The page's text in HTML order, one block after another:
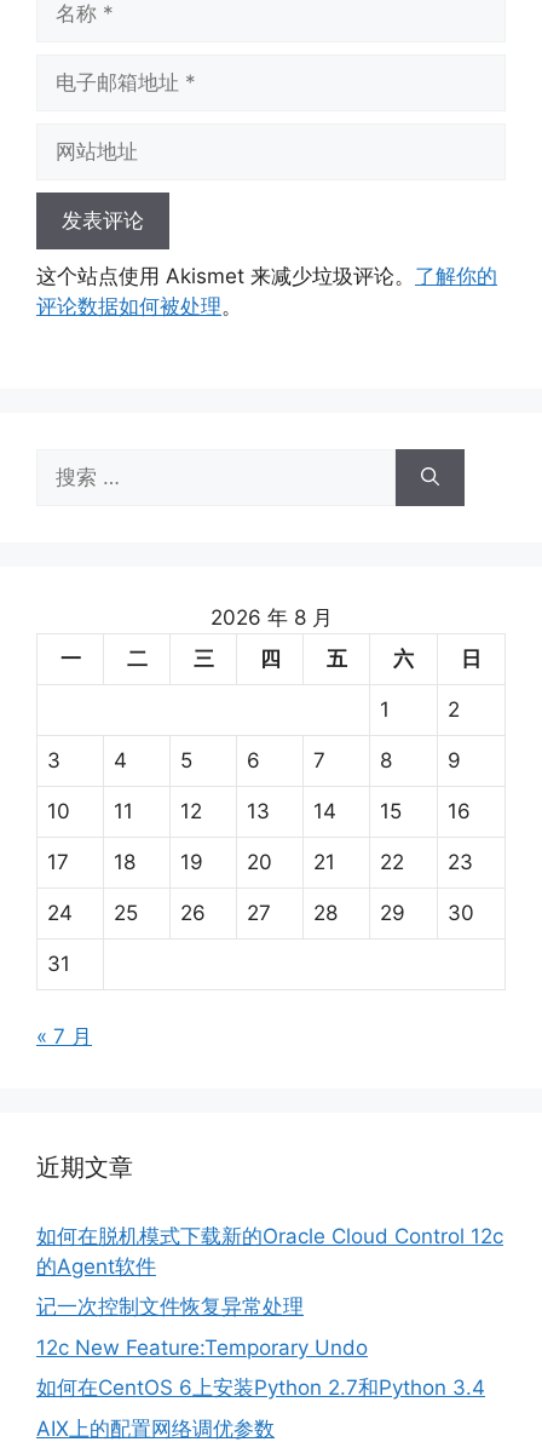
地
地
这个站点使用 Akismet 来减少垃圾评论。 了解你的
评论数据如何被处理。
索：
2026 年 8 月
一
二 三 四 五 六 日
1 2
3 4 5 6 7 8 9
10 11 12 13 14 15 16
17 18 19 20 21 22 23
24 25 26 27 28 29 30
31
« 7 月
近期文章
如何在脱机模式下载新的Oracle Cloud Control 12c
的Agent软件
记一次控制文件恢复异常处理
12c New Feature:Temporary Undo
如何在CentOS 6上安装Python 2.7和Python 3.4
AIX上的配置网络调优参数